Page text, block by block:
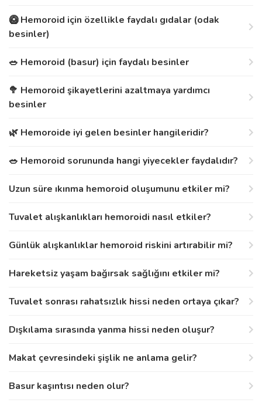
🥝 Hemoroid için özellikle faydalı gıdalar (odak
besinler)
🥗 Hemoroid (basur) için faydalı besinler
🥦 Hemoroid şikayetlerini azaltmaya yardımcı
besinler
🌿 Hemoroide iyi gelen besinler hangileridir?
🥗 Hemoroid sorununda hangi yiyecekler faydalıdır?
Uzun süre ıkınma hemoroid oluşumunu etkiler mi?
Tuvalet alışkanlıkları hemoroidi nasıl etkiler?
Günlük alışkanlıklar hemoroid riskini artırabilir mi?
Hareketsiz yaşam bağırsak sağlığını etkiler mi?
Tuvalet sonrası rahatsızlık hissi neden ortaya çıkar?
Dışkılama sırasında yanma hissi neden oluşur?
Makat çevresindeki şişlik ne anlama gelir?
Basur kaşıntısı neden olur?